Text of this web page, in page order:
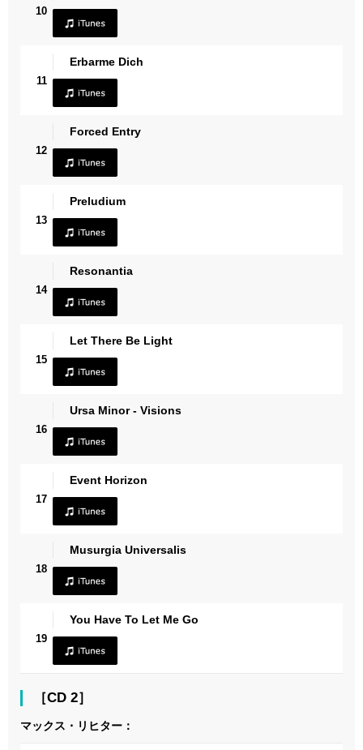
10
11
Erbarme Dich
12
Forced Entry
13
Preludium
14
Resonantia
15
Let There Be Light
16
Ursa Minor - Visions
17
Event Horizon
18
Musurgia Universalis
19
You Have To Let Me Go
［CD 2］
マックス・リヒター：